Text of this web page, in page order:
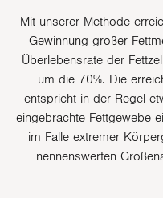
Mit unserer Methode
Gewinnung großer
Überlebensrate der
um die 70%. Die
entspricht in der Regel
eingebrachte Fettgewebe
im Falle extremer
nennenswerten